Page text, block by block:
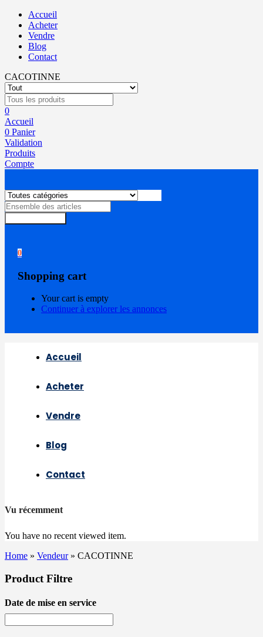
Accueil
Acheter
Vendre
Blog
Contact
CACOTINNE
0
Accueil
0 Panier
Validation
Produits
Compte
0
Shopping cart
Your cart is empty
Continuer à explorer les annonces
Accueil
Acheter
Vendre
Blog
Contact
Vu récemment
You have no recent viewed item.
Home » Vendeur» CACOTINNE
Product Filtre
Date de mise en service